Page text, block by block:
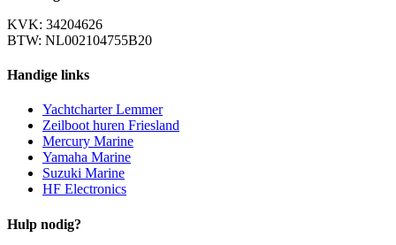
KVK: 34204626
BTW: NL002104755B20
Handige links
Yachtcharter Lemmer
Zeilboot huren Friesland
Mercury Marine
Yamaha Marine
Suzuki Marine
HF Electronics
Hulp nodig?